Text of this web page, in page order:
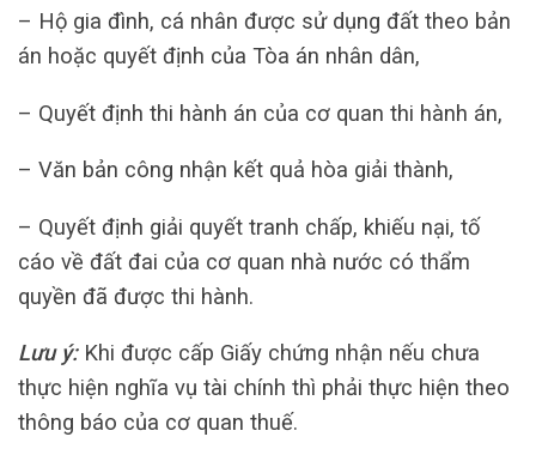
– Hộ gia đình, cá nhân được sử dụng đất theo bản
án hoặc quyết định của Tòa án nhân dân,
– Quyết định thi hành án của cơ quan thi hành án,
– Văn bản công nhận kết quả hòa giải thành,
– Quyết định giải quyết tranh chấp, khiếu nại, tố
cáo về đất đai của cơ quan nhà nước có thẩm
quyền đã được thi hành.
Lưu ý:Khi được cấp Giấy chứng nhận nếu chưa
thực hiện nghĩa vụ tài chính thì phải thực hiện theo
thông báo của cơ quan thuế.